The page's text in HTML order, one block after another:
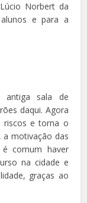
Norbert da
e para a
antiga sala de
daqui. Agora
riscos e torna o
a motivação das
é comum haver
na cidade e
graças ao